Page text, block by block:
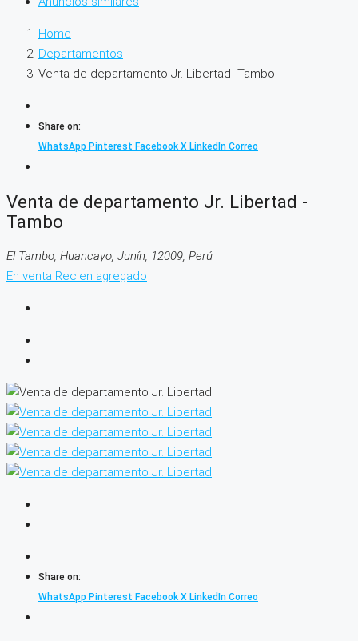
Home
Departamentos
Venta de departamento Jr. Libertad -Tambo
Share on:
WhatsApp Pinterest Facebook X LinkedIn Correo
Venta de departamento Jr. Libertad -
Tambo
El Tambo, Huancayo, Junín, 12009, Perú
En venta Recien agregado
Share on:
WhatsApp Pinterest Facebook X LinkedIn Correo